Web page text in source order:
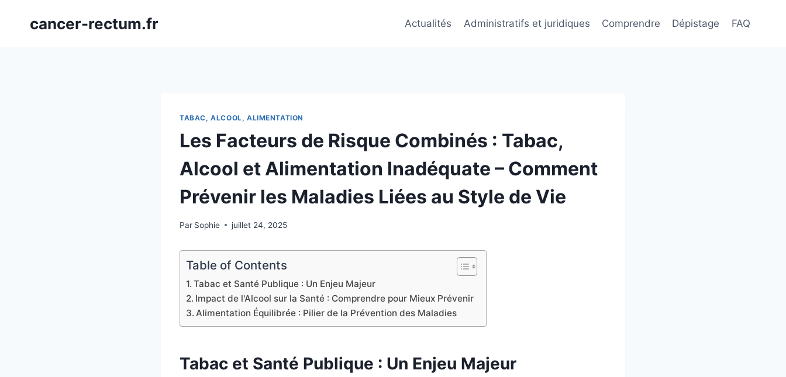
cancer-rectum.fr Actualités Administratifs et juridiques Comprendre Dépistage FAQ
TABAC, ALCOOL, ALIMENTATION
Les Facteurs de Risque Combinés : Tabac,
Alcool et Alimentation Inadéquate – Comment
Prévenir les Maladies Liées au Style de Vie
Par Sophie juillet 24, 2025
Table of Contents
Tabac et Santé Publique : Un Enjeu Majeur
Impact de l'Alcool sur la Santé : Comprendre pour Mieux Prévenir
Alimentation Équilibrée : Pilier de la Prévention des Maladies
Tabac et Santé Publique : Un Enjeu Majeur